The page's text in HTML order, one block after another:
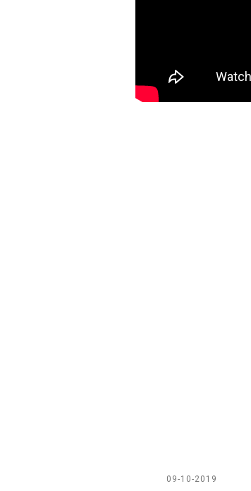
09-10-2019